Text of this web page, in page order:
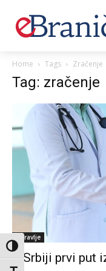
Toggle High Contrast
Home Tags Zračenje
Tag: zračenje
Zdravlje
U Srbiji prvi put